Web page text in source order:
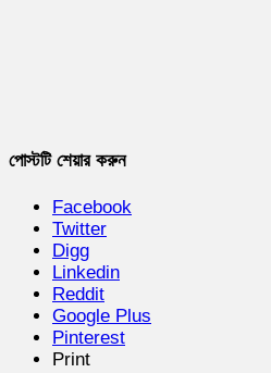
পোস্টটি শেয়ার করুন
Facebook
Twitter
Digg
Linkedin
Reddit
Google Plus
Pinterest
Print